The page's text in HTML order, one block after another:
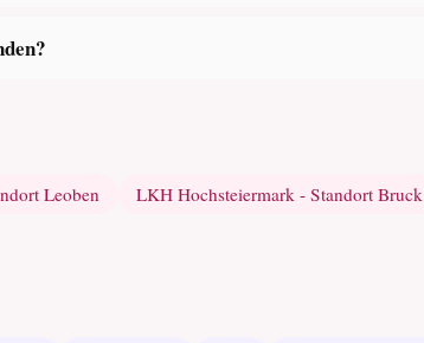
Leoben
LKH Hochsteiermark - Standort Bruck